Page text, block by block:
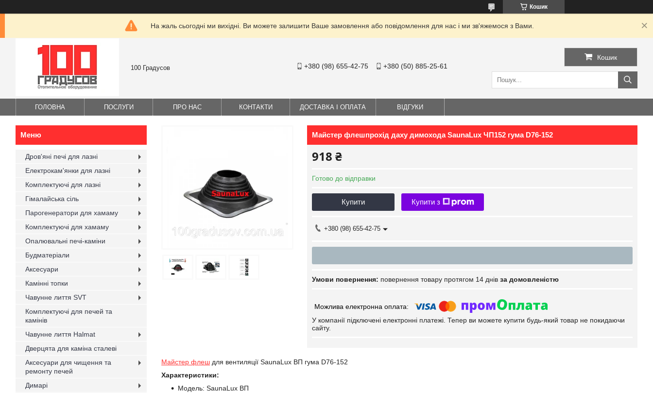
Кошик
На жаль сьогодні ми вихідні. Ви можете залишити Ваше замовлення або повідомлення для нас і ми зв'яжемося з Вами.
100 Градусов +380 (98) 655-42-75 +380 (50) 885-25-61
Кошик
ГОЛОВНА ПОСЛУГИ ПРО НАС КОНТАКТИ ДОСТАВКА І ОПЛАТА ВІДГУКИ
Майстер флешпрохід даху димохода SaunaLux ЧП152 гума D76-152
918 ₴
Готово до відправки
Купити Купити з
+380 (98) 655-42-75
повернення товару протягом 14 днів за домовленістю
У компанії підключені електронні платежі. Тепер ви можете купити будь-який товар не покидаючи
сайту.
Майстер флеш для вентиляції SaunaLux ВП гума D76-152
Характеристики:
Модель: SaunaLux ВП
Дров'яні печі для лазні
Електрокам'янки для лазні
Комплектуючі для лазні
Гімалайська сіль
Парогенератори для хамаму
Комплектуючі для хамаму
Опалювальні печі-каміни
Будматеріали
Аксесуари
Камінні топки
Чавунне лиття SVT
Комплектуючі для печей та
камінів
Чавунне лиття Halmat
Дверцята для каміна сталеві
Аксесуари для чищення та
ремонту печей
Димарі